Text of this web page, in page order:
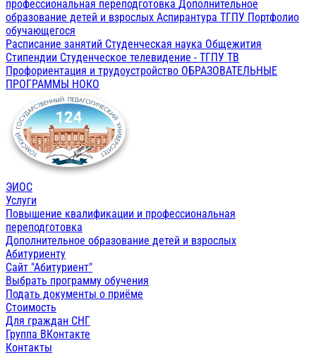
профессиональная переподготовка Дополнительное
образование детей и взрослых Аспирантура ТГПУ Портфолио
обучающегося
Расписание занятий Студенческая наука Общежития
Стипендии Студенческое телевидение - ТГПУ ТВ
Профориентация и трудоустройство ОБРАЗОВАТЕЛЬНЫЕ
ПРОГРАММЫ НОКО
ЭИОС
Услуги
Повышение квалификации и профессиональная
переподготовка
Дополнительное образование детей и взрослых
Абитуриенту
Сайт "Абитуриент"
Выбрать программу обучения
Подать документы о приёме
Стоимость
Для граждан СНГ
Группа ВКонтакте
Контакты